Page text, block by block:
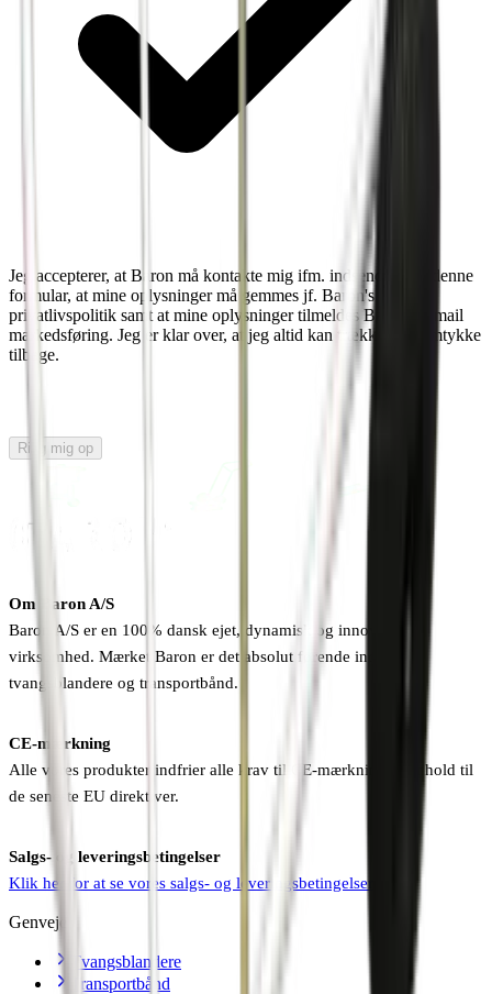
Jeg accepterer, at Baron må kontakte mig ifm. indsendelse af denne
formular, at mine oplysninger må gemmes jf. Baron's
privatlivspolitik samt at mine oplysninger tilmeldes Baron's e-mail
markedsføring. Jeg er klar over, at jeg altid kan trække mit samtykke
tilbage.
Ring mig op
Om Baron A/S
Baron A/S er en 100% dansk ejet, dynamisk og innovativ
virksomhed. Mærket Baron er det absolut førende inden for
tvangsblandere og transportbånd.
CE-mærkning
Alle vores produkter indfrier alle krav til CE-mærkning i henhold til
de seneste EU direktiver.
Salgs- og leveringsbetingelser
Klik her for at se vores salgs- og leveringsbetingelser
Genveje
Tvangsblandere
Transportbånd